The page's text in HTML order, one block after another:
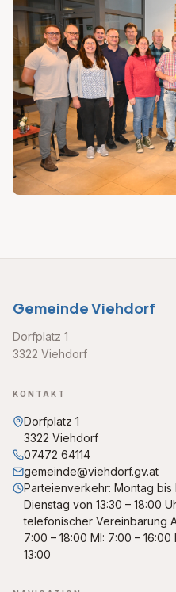
Gemeinde Viehdorf
Dorfplatz 1
3322 Viehdorf
KONTAKT
Dorfplatz 1
3322 Viehdorf
07472 64114
gemeinde@viehdorf.gv.at
Parteienverkehr: Montag bis
Dienstag von 13:30 – 18:00
telefonischer Vereinbarung
7:00 – 18:00 MI: 7:00 –
13:00